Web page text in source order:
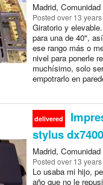
Madrid,
Posted over 13
Giratorio y
para una de 40",
ese rango más o
nivel para ponerle
muchísimo, solo
empotrarlo en
delivered
stylus
Madrid,
Posted over 13
Lo usaba mi hijo,
año que no le